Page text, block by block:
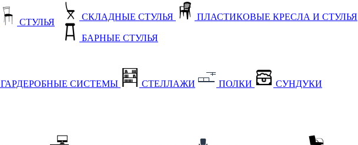
СТУЛЬЯ
СКЛАДНЫЕ СТУЛЬЯ ПЛАСТИКОВЫЕ КРЕСЛА И СТУЛЬЯ
БАРНЫЕ СТУЛЬЯ
ГАРДЕРОБНЫЕ СИСТЕМЫ СТЕЛЛАЖИ ПОЛКИ СУНДУКИ